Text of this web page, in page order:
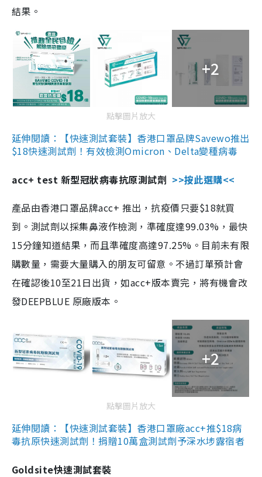
結果。
+2
點擊圖片放大
延伸閱讀：【快速測試套裝】香港口罩品牌Savewo推出
$18快速測試劑！有效檢測Omicron、Delta變種病毒
acc+ test 新型冠狀病毒抗原測試劑 >>按此選購<<
產品由香港口罩品牌acc+ 推出，抗疫價只要$18就買
到。測試劑以採集鼻液作檢測，準確度達99.03%，最快
15分鐘知道結果，而且準確度高達97.25%。目前未有限
購數量，需要大量購入的朋友可留意。不過訂單預計會
在確認後10至21日出貨，如acc+版本賣完，將有機會改
發DEEPBLUE 原廠版本。
+2
點擊圖片放大
延伸閱讀：【快速測試套裝】香港口罩廠acc+推$18病
毒抗原快速測試劑！捐贈10萬盒測試劑予深水埗露宿者
Goldsite快速測試套裝